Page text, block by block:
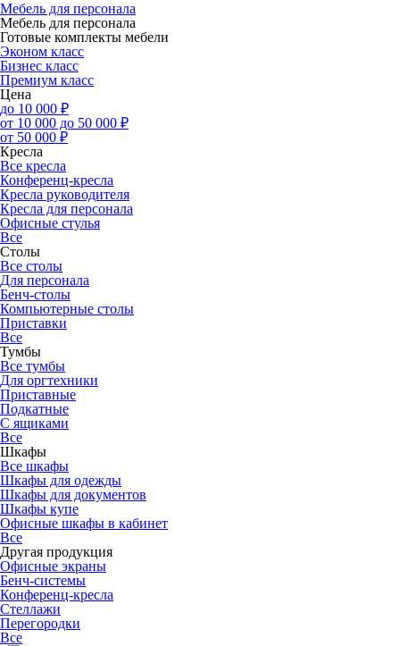
Мебель для персонала
Мебель для персонала
Готовые комплекты мебели
Эконом класс
Бизнес класс
Премиум класс
Цена
до 10 000 ₽
от 10 000 до 50 000 ₽
от 50 000 ₽
Кресла
Все кресла
Конференц-кресла
Кресла руководителя
Кресла для персонала
Офисные стулья
Все
Столы
Все столы
Для персонала
Бенч-столы
Компьютерные столы
Приставки
Все
Тумбы
Все тумбы
Для оргтехники
Приставные
Подкатные
С ящиками
Все
Шкафы
Все шкафы
Шкафы для одежды
Шкафы для документов
Шкафы купе
Офисные шкафы в кабинет
Все
Другая продукция
Офисные экраны
Бенч-системы
Конференц-кресла
Стеллажи
Перегородки
Все